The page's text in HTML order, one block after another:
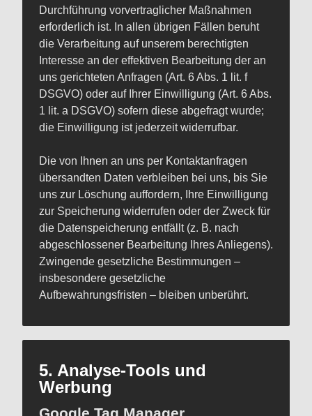
Durchführung vorvertraglicher Maßnahmen
erforderlich ist. In allen übrigen Fällen beruht
die Verarbeitung auf unserem berechtigten
Interesse an der effektiven Bearbeitung der an
uns gerichteten Anfragen (Art. 6 Abs. 1 lit. f
DSGVO) oder auf Ihrer Einwilligung (Art. 6 Abs.
1 lit. a DSGVO) sofern diese abgefragt wurde;
die Einwilligung ist jederzeit widerrufbar.
Die von Ihnen an uns per Kontaktanfragen
übersandten Daten verbleiben bei uns, bis Sie
uns zur Löschung auffordern, Ihre Einwilligung
zur Speicherung widerrufen oder der Zweck für
die Datenspeicherung entfällt (z. B. nach
abgeschlossener Bearbeitung Ihres Anliegens).
Zwingende gesetzliche Bestimmungen –
insbesondere gesetzliche
Aufbewahrungsfristen – bleiben unberührt.
5. Analyse-Tools und
Werbung